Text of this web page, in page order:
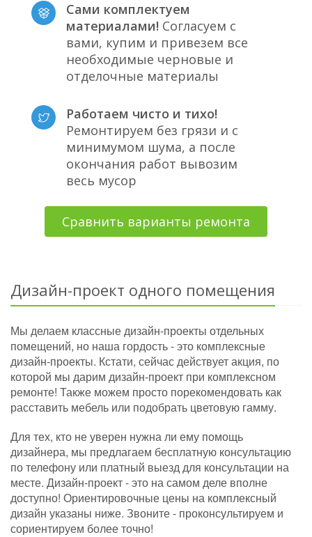
Сами комплектуем
материалами! Согласуем с
вами, купим и привезем все
необходимые черновые и
отделочные материалы
Работаем чисто и тихо!
Ремонтируем без грязи и с
минимумом шума, а после
окончания работ вывозим
весь мусор
Сравнить варианты ремонта
Дизайн-проект одного помещения
Мы делаем классные дизайн-проекты отдельных
помещений, но наша гордость - это комплексные
дизайн-проекты. Кстати, сейчас действует акция, по
которой мы дарим дизайн-проект при комплексном
ремонте! Также можем просто порекомендовать как
расставить мебель или подобрать цветовую гамму.
Для тех, кто не уверен нужна ли ему помощь
дизайнера, мы предлагаем бесплатную консультацию
по телефону или платный выезд для консультации на
месте. Дизайн-проект - это на самом деле вполне
доступно! Ориентировочные цены на комплексный
дизайн указаны ниже. Звоните - проконсультируем и
сориентируем более точно!